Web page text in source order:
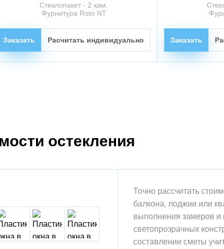
Стеклопакет - 2 кам.
Фурнитура Roto NT
Заказать Расчитать индивидуально Заказать
остекления
Точно рассчитать
балкона, лоджии или
выполнения замеров и
светопрозрачных
составлении сметы